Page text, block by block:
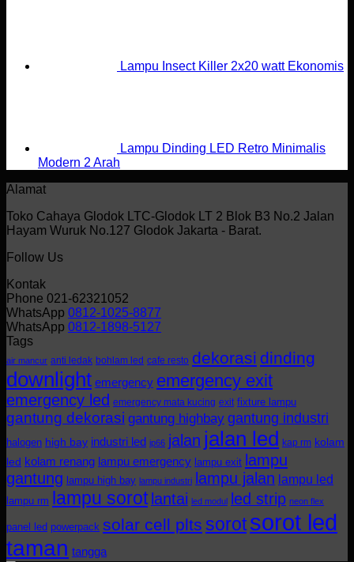
Lampu Insect Killer 2x20 watt Ekonomis
Lampu Dinding LED Retro Minimalis
Modern 2 Arah
Alamat
Toko Cahaya Glodok LTC-Glodok LT 2 Blok B3 No.2 Jalan
Hayam Wuruk No.127 Glodok Jakarta - Barat.
Follow Us
Kontak
Phone 021-62321052
WhatsApp 0812-1025-8877
WhatsApp 0812-1898-5127
Tags
air mancur anti ledak bohlam led cafe resto dekorasi dinding
downlight emergency emergency exit
emergency led emergency mata kucing exit fixture lampu
gantung dekorasi gantung highbay gantung industri
halogen high bay industri led ip66 jalan jalan led kap rm kolam
led kolam renang lampu emergency lampu exit lampu
gantung lampu high bay lampu industri lampu jalan lampu led
lampu rm lampu sorot lantai led modul led strip neon flex
panel led powerpack solar cell plts sorotsorot led
taman tangga